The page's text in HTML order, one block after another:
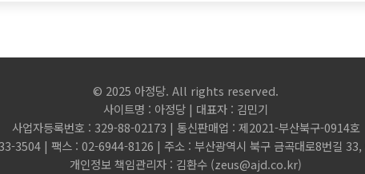
© 2025 아정당. All rights reserved.
사이트명 : 아정당 | 대표자 : 김민기
사업자등록번호 : 329-88-02173 | 통신판매업 : 제2021-부산북구-0914호
3504 | 팩스 : 02-6944-8126 | 주소 : 부산광역시 북구 금곡대로8번길 33,
개인정보 책임관리자 : 김환수 (zeus@ajd.co.kr)